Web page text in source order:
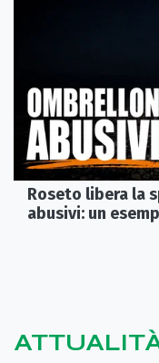
Roseto libera la
abusivi: un